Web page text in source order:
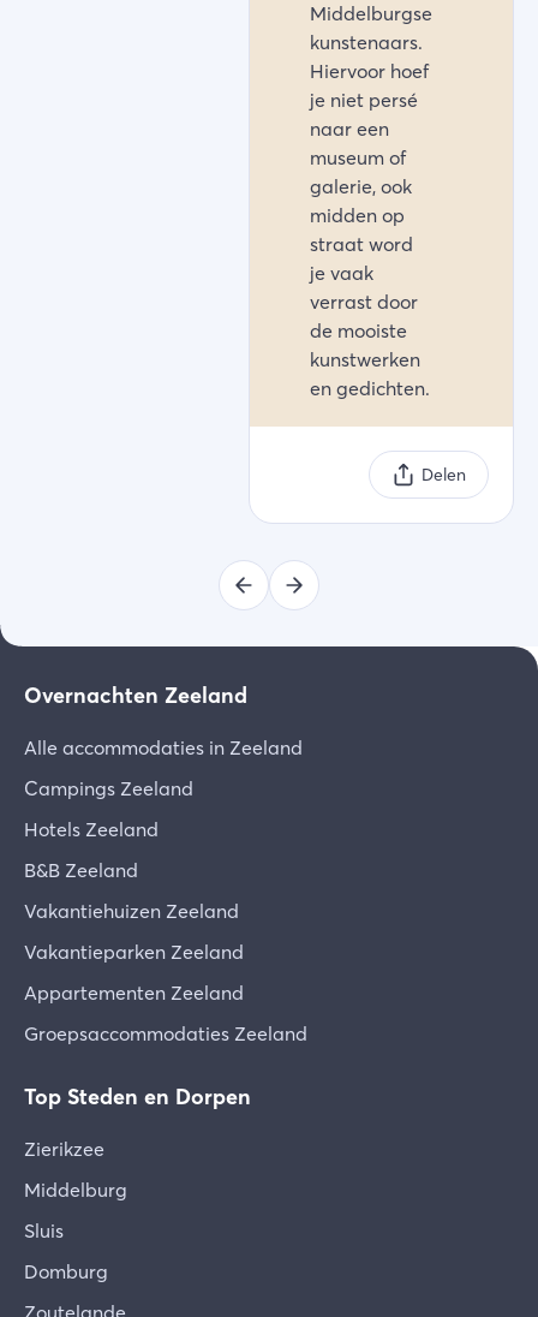
Middelburgse
kunstenaars.
Hiervoor hoef
je niet persé
naar een
museum of
galerie, ook
midden op
straat word
je vaak
verrast door
de mooiste
kunstwerken
en gedichten.
Delen
Overnachten Zeeland
Alle accommodaties in Zeeland
Campings Zeeland
Hotels Zeeland
B&B Zeeland
Vakantiehuizen Zeeland
Vakantieparken Zeeland
Appartementen Zeeland
Groepsaccommodaties Zeeland
Top Steden en Dorpen
Zierikzee
Middelburg
Sluis
Domburg